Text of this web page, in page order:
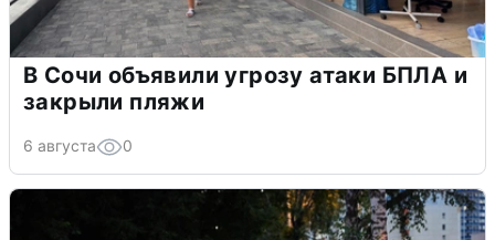
В Сочи объявили угрозу атаки БПЛА и
закрыли пляжи
6 августа 0